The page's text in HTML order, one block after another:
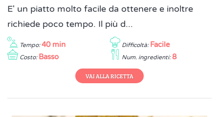
E' un piatto molto facile da ottenere e inoltre
richiede poco tempo. Il più d...
Tempo: 40 min Difficoltà: Facile
Costo: Basso Num. ingredienti: 8
VAI ALLA RICETTA